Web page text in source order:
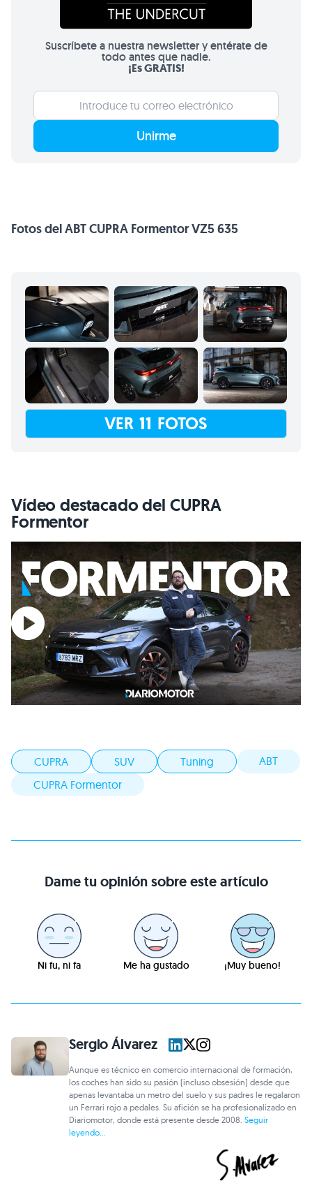
Suscríbete a nuestra newsletter y entérate de
todo antes que nadie.
¡Es GRATIS!
Unirme
Fotos del ABT CUPRA Formentor VZ5 635
VER 11 FOTOS
Vídeo destacado del CUPRA
Formentor
CUPRA SUV Tuning
ABT
CUPRA Formentor
Dame tu opinión sobre este artículo
Ni fu, ni fa Me ha gustado ¡Muy bueno!
Sergio Álvarez
Aunque es técnico en comercio internacional de formación,
los coches han sido su pasión (incluso obsesión) desde que
apenas levantaba un metro del suelo y sus padres le regalaron
un Ferrari rojo a pedales. Su afición se ha profesionalizado en
Diariomotor, donde está presente desde 2008.Seguir
leyendo...